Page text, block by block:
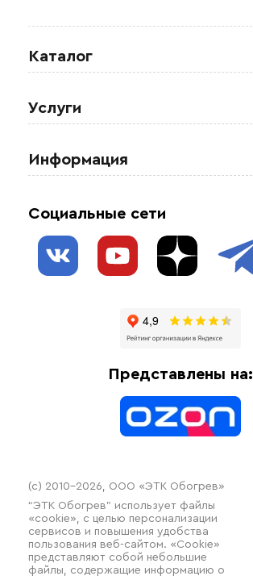
Каталог
Регулирующая аппаратура
Взрывозащищенное оборудование
Системы защиты от протечки
Отопительное оборудование
Услуги
Обогрев резервуаров
Обогрев трубопроводов
Информация
Блог
Социальные сети
Представлены на:
(c) 2010–2026, ООО «ЭТК Обогрев»
“ЭТК Обогрев” использует файлы
«cookie», с целью персонализации
сервисов и повышения удобства
пользования веб-сайтом. «Cookie»
представляют собой небольшие
файлы, содержащие информацию о